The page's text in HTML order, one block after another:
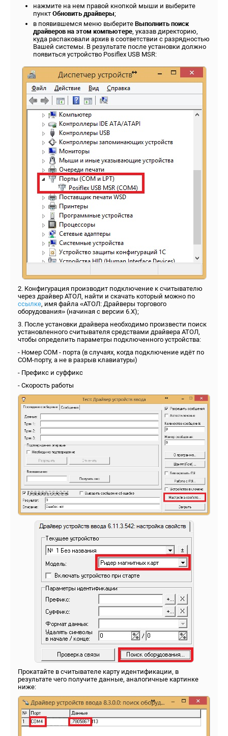
нажмите на нем правой кнопкой мыши и выберите
пункт Обновить драйверы;
в появившемся меню выберите Выполнить поиск
драйверов на этом компьютере, указав директорию,
куда распаковали архив в соответствии с разрядностью
Вашей системы. В результате после установки должно
появиться устройство Posiflex USB MSR:
2. Конфигурация производит подключение к считывателю
через драйвер АТОЛ, найти и скачать который можно по
ссылке, имя файла «АТОЛ: Драйверы торгового
оборудования» (начиная с версии 6.Х);
3. После установки драйвера необходимо произвести поиск
установленного считывателя средствами драйвера АТОЛ,
чтобы определить параметры подключенного устройства:
- Номер COM - порта (в случаях, когда подключение идёт по
COM-порту, а не в разрыв клавиатуры)
- Префикс и суффикс
- Скорость работы
Прокатайте в считывателе карту идентификации, в
результате чего получите данные, аналогичные картинке
ниже: